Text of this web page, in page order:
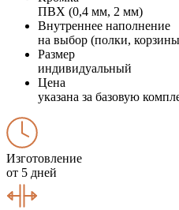
ПВХ (0,4 мм, 2 мм)
Внутреннее наполнение
на выбор (полки,
Размер
индивидуальный
Цена
указана за базовую
Изготовление
от 5 дней